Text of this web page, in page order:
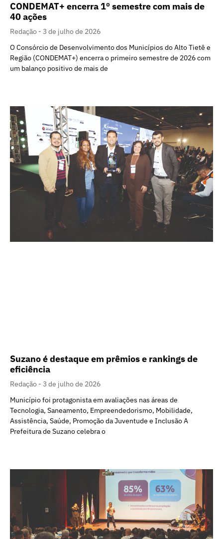
CONDEMAT+ encerra 1º semestre com mais de
40 ações
Redação
3 de julho de 2026
O Consórcio de Desenvolvimento dos Municípios do Alto Tietê e
Região (CONDEMAT+) encerra o primeiro semestre de 2026 com
um balanço positivo de mais de
Suzano é destaque em prêmios e rankings de
eficiência
Redação
3 de julho de 2026
Município foi protagonista em avaliações nas áreas de
Tecnologia, Saneamento, Empreendedorismo, Mobilidade,
Assistência, Saúde, Promoção da Juventude e Inclusão A
Prefeitura de Suzano celebra o